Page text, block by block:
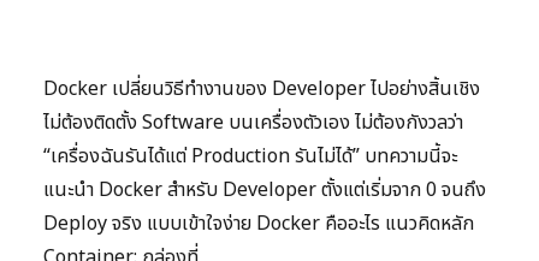
Docker เปลี่ยนวิธีทำงานของ Developer ไปอย่างสิ้นเชิง
ไม่ต้องติดตั้ง Software บนเครื่องตัวเอง ไม่ต้องกังวลว่า
“เครื่องฉันรันได้แต่ Production รันไม่ได้” บทความนี้จะ
แนะนำ Docker สำหรับ Developer ตั้งแต่เริ่มจาก 0 จนถึง
Deploy จริง แบบเข้าใจง่าย Docker คืออะไร แนวคิดหลัก